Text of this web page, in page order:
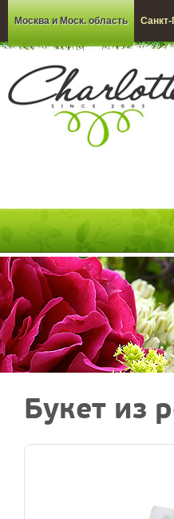
Москва и Моск. область Санкт-
Букет из